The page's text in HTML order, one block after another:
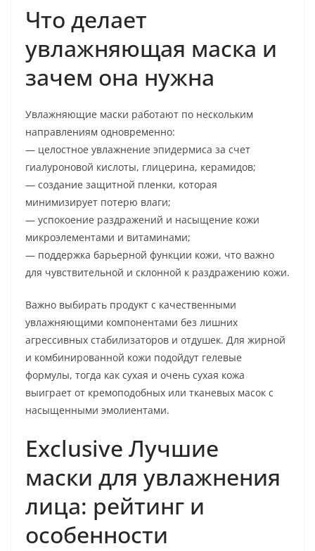
Что делает
увлажняющая маска и
зачем она нужна
Увлажняющие маски работают по нескольким
направлениям одновременно:
— целостное увлажнение эпидермиса за счет
гиалуроновой кислоты, глицерина, керамидов;
— создание защитной пленки, которая
минимизирует потерю влаги;
— успокоение раздражений и насыщение кожи
микроэлементами и витаминами;
— поддержка барьерной функции кожи, что важно
для чувствительной и склонной к раздражению кожи.
Важно выбирать продукт с качественными
увлажняющими компонентами без лишних
агрессивных стабилизаторов и отдушек. Для жирной
и комбинированной кожи подойдут гелевые
формулы, тогда как сухая и очень сухая кожа
выиграет от кремоподобных или тканевых масок с
насыщенными эмолиентами.
Exclusive Лучшие
маски для увлажнения
лица: рейтинг и
особенности